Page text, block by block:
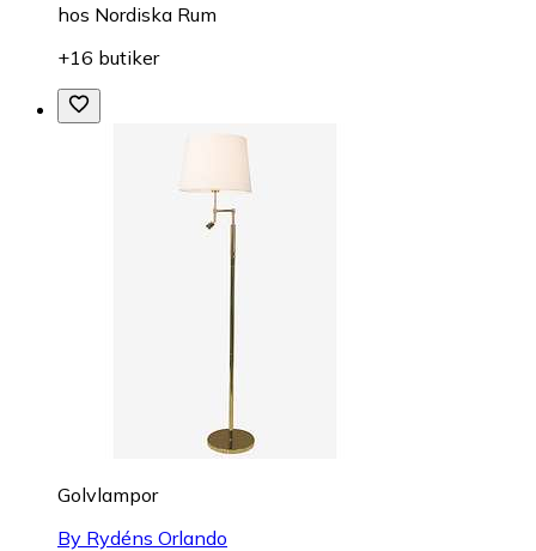
hos Nordiska Rum
+16 butiker
Golvlampor
By Rydéns Orlando